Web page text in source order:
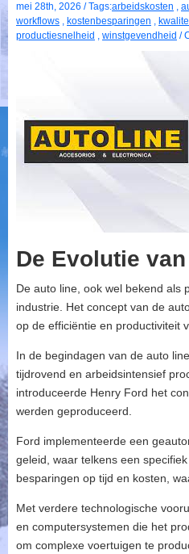
mei 28th, 2026 / Tags:arbeidskosten ,
workflows , kostenbesparingen ,
productiesnelheid , winstgevendheid /
De Evolutie
De auto line, ook wel bekend als
industrie. Het concept van de
op de efficiëntie en productiviteit
In de begindagen van de auto
tijdrovend en arbeidsintensief
introduceerde Henry Ford het
werden geproduceerd.
Ford implementeerde een
geleid, waar telkens een
besparingen op tijd en kosten,
Met verdere technologische
en computersystemen die het
om complexe voertuigen te